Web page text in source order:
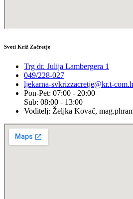
Sveti Križ Začretje
Trg dr. Julija Lambergera 1
049/228-027
ljekarna-svkrizzacretje@kr.t-
Pon-Pet: 07:00 - 20:00
Sub: 08:00 - 13:00
Voditelj: Željka Kovač,